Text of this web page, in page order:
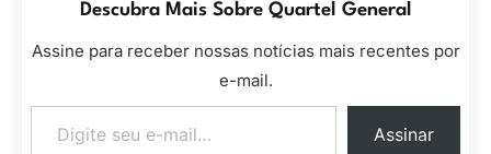
Descubra Mais Sobre Quartel General
Assine para receber nossas notícias mais recentes por
e-mail.
Digite seu e-mail…
Assinar